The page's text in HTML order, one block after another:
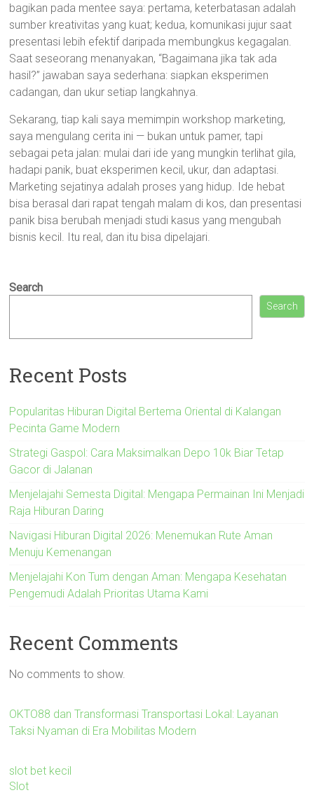
bagikan pada mentee saya: pertama, keterbatasan adalah
sumber kreativitas yang kuat; kedua, komunikasi jujur saat
presentasi lebih efektif daripada membungkus kegagalan.
Saat seseorang menanyakan, “Bagaimana jika tak ada
hasil?” jawaban saya sederhana: siapkan eksperimen
cadangan, dan ukur setiap langkahnya.
Sekarang, tiap kali saya memimpin workshop marketing,
saya mengulang cerita ini — bukan untuk pamer, tapi
sebagai peta jalan: mulai dari ide yang mungkin terlihat gila,
hadapi panik, buat eksperimen kecil, ukur, dan adaptasi.
Marketing sejatinya adalah proses yang hidup. Ide hebat
bisa berasal dari rapat tengah malam di kos, dan presentasi
panik bisa berubah menjadi studi kasus yang mengubah
bisnis kecil. Itu real, dan itu bisa dipelajari.
Search
Search
Recent Posts
Popularitas Hiburan Digital Bertema Oriental di Kalangan
Pecinta Game Modern
Strategi Gaspol: Cara Maksimalkan Depo 10k Biar Tetap
Gacor di Jalanan
Menjelajahi Semesta Digital: Mengapa Permainan Ini Menjadi
Raja Hiburan Daring
Navigasi Hiburan Digital 2026: Menemukan Rute Aman
Menuju Kemenangan
Menjelajahi Kon Tum dengan Aman: Mengapa Kesehatan
Pengemudi Adalah Prioritas Utama Kami
Recent Comments
No comments to show.
OKTO88 dan Transformasi Transportasi Lokal: Layanan
Taksi Nyaman di Era Mobilitas Modern
slot bet kecil
Slot